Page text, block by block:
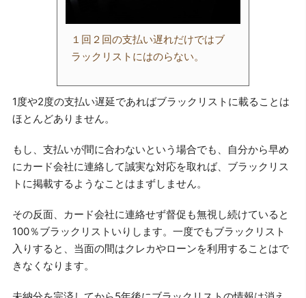
１回２回の支払い遅れだけではブ
ラックリストにはのらない。
1度や2度の支払い遅延であればブラックリストに載ることは
ほとんどありません。
もし、支払いが間に合わないという場合でも、自分から早め
にカード会社に連絡して誠実な対応を取れば、ブラックリス
トに掲載するようなことはまずしません。
その反面、カード会社に連絡せず督促も無視し続けていると
100％ブラックリストいりします。一度でもブラックリスト
入りすると、当面の間はクレカやローンを利用することはで
きなくなります。